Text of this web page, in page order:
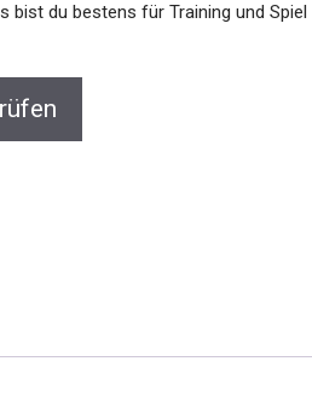
bist du bestens für Training und Spiel